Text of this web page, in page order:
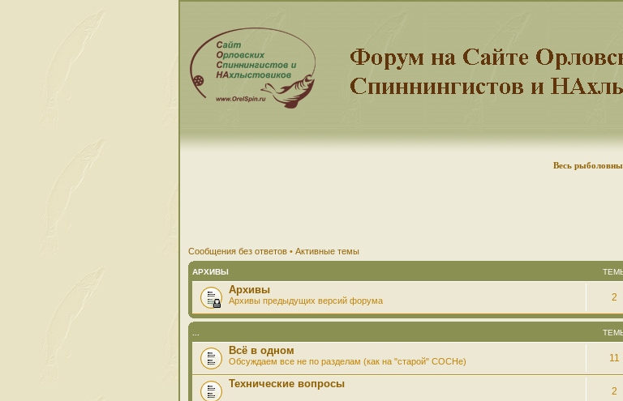
Весь
Сообщения без ответов • Активные темы
АРХИВЫ
Архивы
Архивы предыдущих версий форума 2
Всё в одном
Обсуждаем все не по разделам (как на "старой" СОСНе) 11
Технические вопросы
2